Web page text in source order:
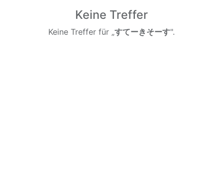
Keine Treffer
Keine Treffer für „すてーきそーす".